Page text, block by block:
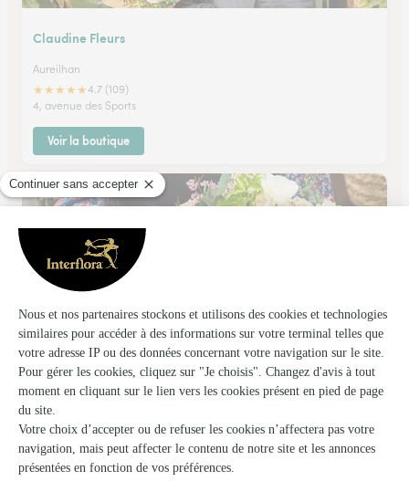
Claudine Fleurs
Aureilhan
★★★★★4.7 (109)
4, avenue des Sports
Voir la boutique
Mikedelacaze Cote Fleuri
★ ★
70, bvd Tourasse
Voir la boutique